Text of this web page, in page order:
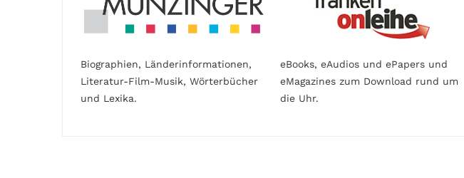
Biographien, Länderinformationen,
Literatur-Film-Musik, Wörterbücher
und Lexika.
eBooks, eAudios und ePapers und
eMagazines zum Download rund um
die Uhr.